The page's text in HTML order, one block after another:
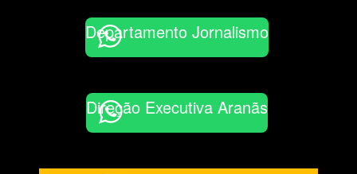
Departamento Jornalismo
Direção Executiva Aranãs